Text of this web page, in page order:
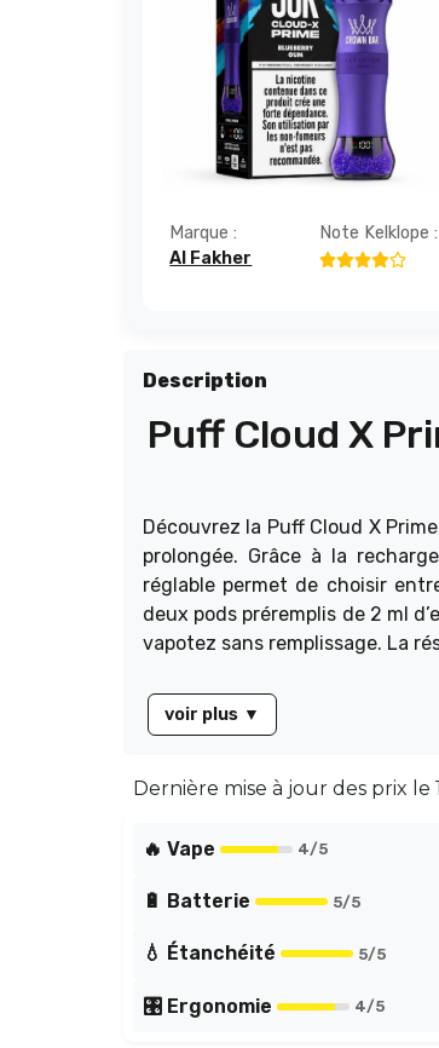
Marque :
Al Fakher
Note Kelklope :
Description
Puff Cloud X
Découvrez la Puff Cloud X
prolongée. Grâce à la
réglable permet de choisir
deux pods préremplis de 2 ml
vapotez sans remplissage. La
voir plus ▼
Dernière mise à jour des prix le
🔥 Vape 4/5
🔋 Batterie 5/5
💧 Étanchéité 5/5
🎛️ Ergonomie 4/5